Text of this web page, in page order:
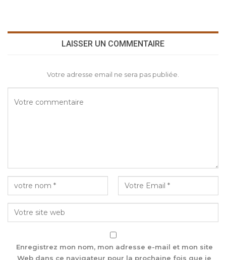
LAISSER UN COMMENTAIRE
Votre adresse email ne sera pas publiée.
Enregistrez mon nom, mon adresse e-mail et mon site
Web dans ce navigateur pour la prochaine fois que je